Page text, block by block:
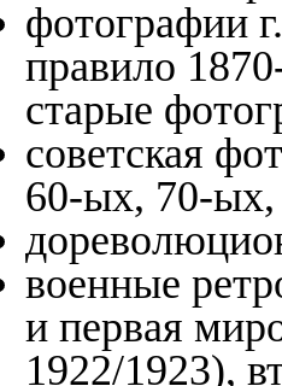
фотографии
правило
старые
советская
60-ых, 70-ых,
военные
и первая
1922/1923),